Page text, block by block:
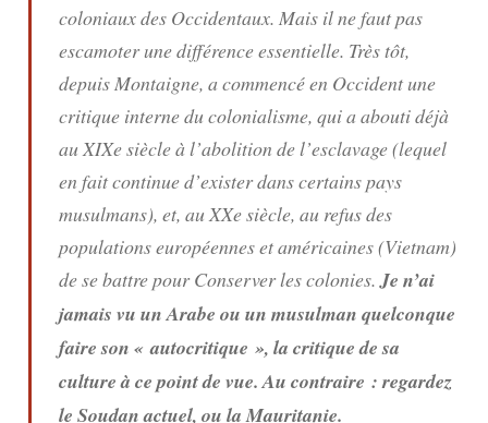
coloniaux des Occidentaux. Mais il ne faut pas
escamoter une différence essentielle. Très tôt,
depuis Montaigne, a commencé en Occident une
critique interne du colonialisme, qui a abouti déjà
au XIXe siècle à l’abolition de l’esclavage (lequel
en fait continue d’exister dans certains pays
musulmans), et, au XXe siècle, au refus des
populations européennes et américaines (Vietnam)
de se battre pour Conserver les colonies.Je n’ai
jamais vu un Arabe ou un musulman quelconque
faire son « autocritique », la critique de sa
culture à ce point de vue. Au contraire : regardez
le Soudan actuel, ou la Mauritanie.